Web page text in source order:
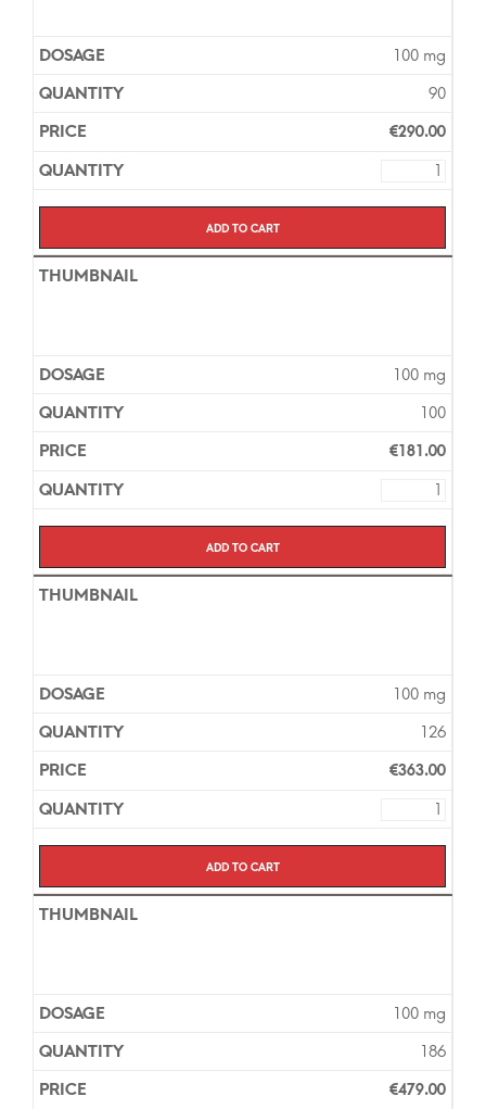
100 mg
90
€290.00
Add to cart
100 mg
100
€181.00
Add to cart
100 mg
126
€363.00
Add to cart
100 mg
186
€479.00